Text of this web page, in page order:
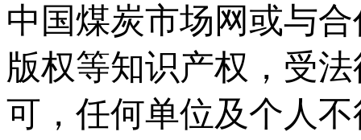
中国煤炭市场网或与
版权等知识产权，受
可，任何单位及个人